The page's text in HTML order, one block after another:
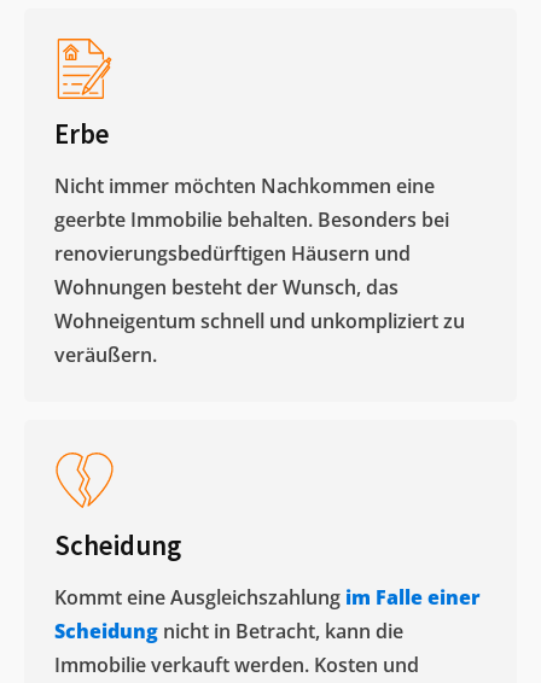
Erbe
Nicht immer möchten Nachkommen eine
geerbte Immobilie behalten. Besonders bei
renovierungsbedürftigen Häusern und
Wohnungen besteht der Wunsch, das
Wohneigentum schnell und unkompliziert zu
veräußern. ​
Scheidung
Kommt eine Ausgleichszahlung im Falle einer
Scheidung nicht in Betracht, kann die
Immobilie verkauft werden. Kosten und